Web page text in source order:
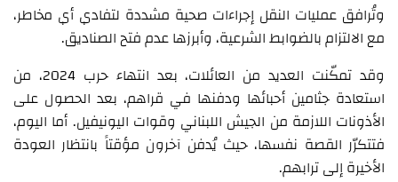
وتُرافق عمليات النقل إجراءات صحية مشددة لتفادي أي مخاطر،
مع الالتزام بالضوابط الشرعية، وأبرزها عدم فتح الصناديق.
وقد تمكّنت العديد من العائلات، بعد انتهاء حرب 2024، من
استعادة جثامين أحبائها ودفنها في قراهم، بعد الحصول على
الأذونات اللازمة من الجيش اللبناني وقوات اليونيفيل. أما اليوم،
فتتكرّر القصة نفسها، حيث يُدفن آخرون مؤقتاً بانتظار العودة
الأخيرة إلى ترابهم.